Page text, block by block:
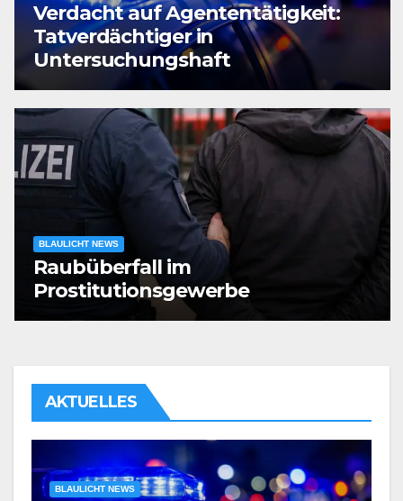
Verdacht auf Agententätigkeit:
Tatverdächtiger in
Untersuchungshaft
BLAULICHT NEWS
Raubüberfall im
Prostitutionsgewerbe
AKTUELLES
BLAULICHT NEWS